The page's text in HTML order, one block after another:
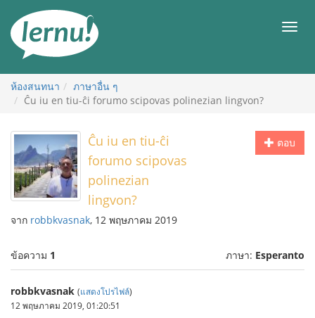
สารบัญ
เมนู
ห้องสนทนา
ภาษาอื่น ๆ
Ĉu iu en tiu-ĉi forumo scipovas polinezian lingvon?
ตอบ
Ĉu iu en tiu-ĉi
forumo scipovas
polinezian
lingvon?
จาก robbkvasnak, 12 พฤษภาคม 2019
ข้อความ 1 ภาษา: Esperanto
robbkvasnak (แสดงโปรไฟล์)
12 พฤษภาคม 2019, 01:20:51